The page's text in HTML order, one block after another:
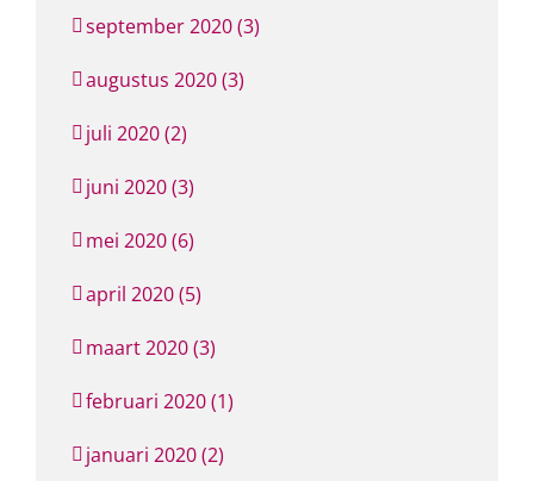
september 2020 (3)
augustus 2020 (3)
juli 2020 (2)
juni 2020 (3)
mei 2020 (6)
april 2020 (5)
maart 2020 (3)
februari 2020 (1)
januari 2020 (2)